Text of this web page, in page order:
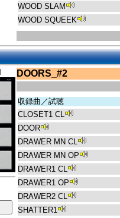
WOOD SLAM
WOOD SQUEEK
DOORS_#2
収録曲／試聴
CLOSET1 CL
DOOR
DRAWER MN CL
DRAWER MN OP
DRAWER1 CL
DRAWER1 OP
DRAWER2 CL
SHATTER1